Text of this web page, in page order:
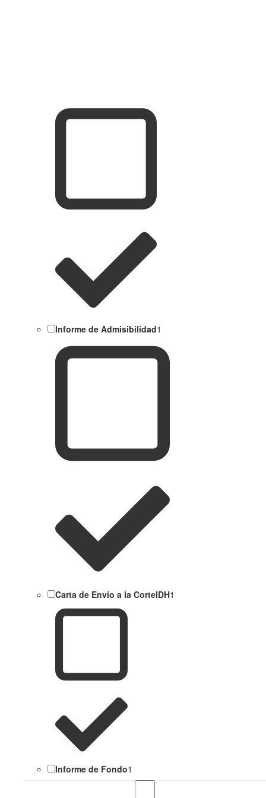
Informe de Admisibilidad1
Carta de Envío a la CorteIDH1
Informe de Fondo1